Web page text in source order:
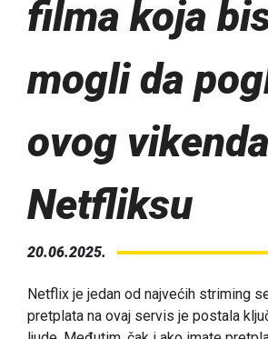
filma koja
mogli da
ovog
Netfliksu
20.06.2025.
Netflix je jedan od najvećih striming
pretplata na ovaj servis je postala